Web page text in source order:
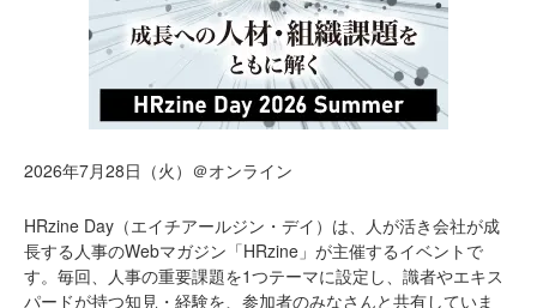
2026年7月28日（火）＠オンライン
HRzine Day（エイチアールジン・デイ）は、人が活き会社が成
長する人事のWebマガジン「HRzine」が主催するイベントで
す。毎回、人事の重要課題を1つテーマに設定し、識者やエキス
パードが持つ知見・経験を、参加者のみなさんと共有していま